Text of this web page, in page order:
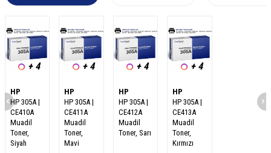
+ 4
HP
HP 305A |
CE410A
Muadil
Toner,
Siyah
+ 4
HP
HP 305A |
CE411A
Muadil
Toner,
Mavi
+ 4
HP
HP 305A |
CE412A
Muadil
Toner, Sarı
+ 4
HP
HP 305A |
CE413A
Muadil
Toner,
Kırmızı